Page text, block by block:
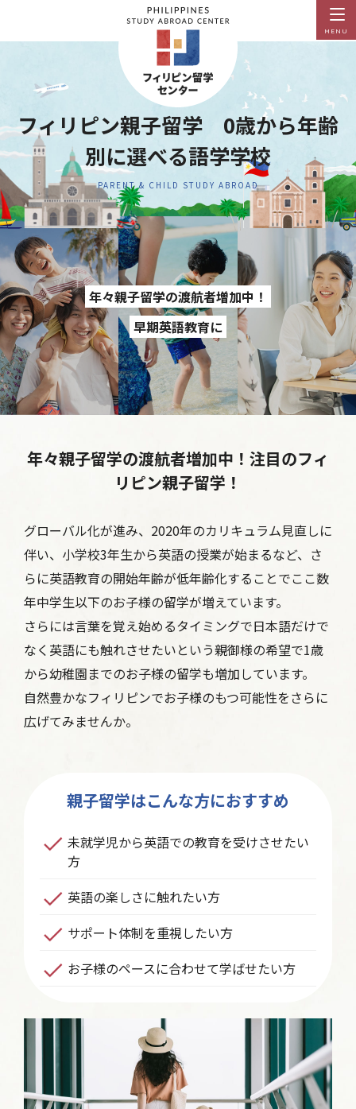
MENU
フィリピン親子留学 0歳から年齢
別に選べる語学学校
PARENT & CHILD STUDY ABROAD
年々親子留学の渡航者増加中！
早期英語教育に
年々親子留学の渡航者増加中！注目のフィ
リピン親子留学！
グローバル化が進み、2020年のカリキュラム見直しに
伴い、小学校3年生から英語の授業が始まるなど、 さ
らに英語教育の開始年齢が低年齢化することでここ数
年中学生以下のお子様の留学が増えています。
さらには言葉を覚え始めるタイミングで日本語だけで
なく英語にも触れさせたいという親御様の希望で1歳
から幼稚園までのお子様の留学も増加しています。
自然豊かなフィリピンでお子様のもつ可能性をさらに
広げてみませんか。
親子留学はこんな方におすすめ
未就学児から英語での教育を受けさせたい
方
英語の楽しさに触れたい方
サポート体制を重視したい方
お子様のペースに合わせて学ばせたい方